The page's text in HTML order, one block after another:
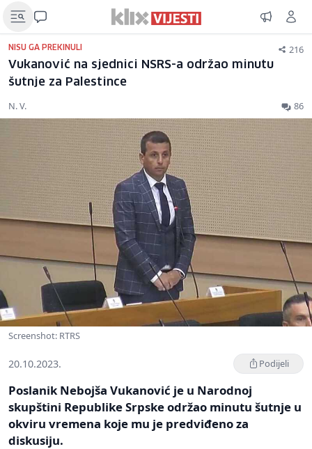
NISU GA PREKINULI 216
Vukanović na sjednici NSRS-a održao minutu
šutnje za Palestince
N. V. 86
Screenshot: RTRS
20.10.2023. Podijeli
Poslanik Nebojša Vukanović je u Narodnoj
skupštini Republike Srpske održao minutu šutnje u
okviru vremena koje mu je predviđeno za
diskusiju.